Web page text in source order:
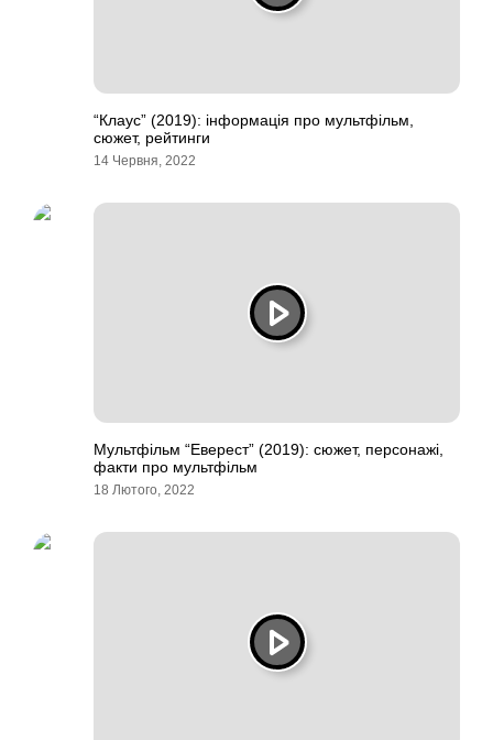
“Клаус” (2019): інформація про мультфільм,
сюжет, рейтинги
14 Червня, 2022
Мультфільм “Еверест” (2019): сюжет, персонажі,
факти про мультфільм
18 Лютого, 2022